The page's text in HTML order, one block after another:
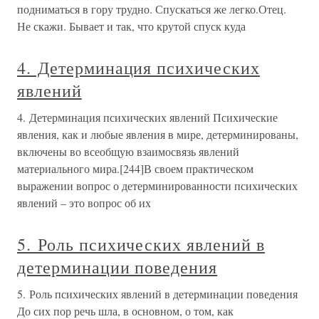
подниматься в гору трудно. Спускаться же легко.Отец.
Не скажи. Бывает и так, что крутой спуск куда
4. Детерминация психических
явлений
4. Детерминация психических явлений Психические
явления, как и любые явления в мире, детерминированы,
включены во всеобщую взаимосвязь явлений
материального мира.[244]В своем практическом
выражении вопрос о детерминированности психических
явлений – это вопрос об их
5. Роль психических явлений в
детерминации поведения
5. Роль психических явлений в детерминации поведения
До сих пор речь шла, в основном, о том, как